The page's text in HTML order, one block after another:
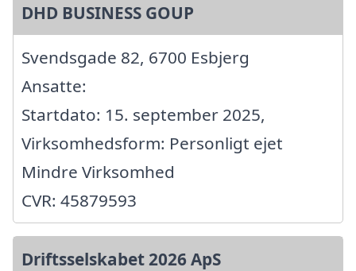
DHD BUSINESS GOUP
Svendsgade 82, 6700 Esbjerg
Ansatte:
Startdato: 15. september 2025,
Virksomhedsform: Personligt ejet
Mindre Virksomhed
CVR: 45879593
Driftsselskabet 2026 ApS